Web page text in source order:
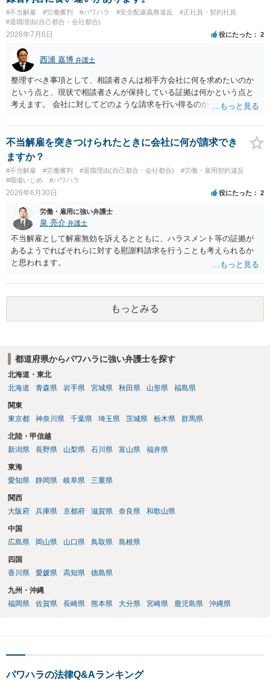
#不当解雇 #労働審判 #パワハラ #安全配慮義務違反
#正社員・契約社員
#退職理由(自己都合・会社都合)
2026年7月6日 役にたった 2
西浦 嘉博 弁護士
整理すべき事項として、相談者さんは相手方会社に何を求めたいのか
という点と、現状で相談者さんが保持している証拠は何かという点と
考えます。 会社に対してどのような請求を行い得るのか、また、どう
事務所での相談を検討いただければと思われます。 上記、ご参考くだ
さい。
不当解雇を突きつけられたときに会社に何が請求でき
ますか？
#不当解雇 #労働審判 #退職理由(自己都合・会社都合)
#労働・雇用契約違反
#職場いじめ
#パワハラ
2026年6月30日 役にたった 2
労働・雇用に強い弁護士
泉 亮介 弁護士
不当解雇として解雇無効を訴えるとともに、ハラスメント等の証拠が
あるようでればそれらに対する慰謝料請求を行うことも考えられるか
と思われます。
もっとみる
都道府県からパワハラに強い弁護士を探す
北海道・東北
北海道
青森県 岩手県 宮城県 秋田県 山形県 福島県
関東
東京都
神奈川県 千葉県 埼玉県 茨城県 栃木県 群馬県
北陸・甲信越
新潟県
長野県 山梨県 石川県 富山県 福井県
東海
愛知県
静岡県 岐阜県 三重県
関西
大阪府
兵庫県 京都府 滋賀県 奈良県 和歌山県
中国
広島県
岡山県 山口県 鳥取県 島根県
四国
香川県
愛媛県 高知県 徳島県
九州・沖縄
福岡県
佐賀県 長崎県 熊本県 大分県 宮崎県 鹿児島県 沖縄県
パワハラの法律Q&Aランキング